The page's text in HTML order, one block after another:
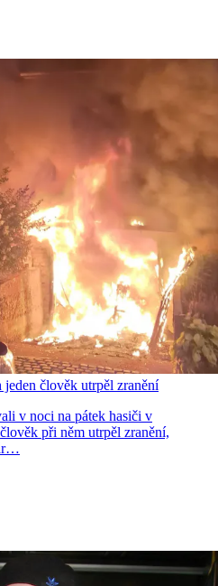
člověk utrpěl zranění
v noci na pátek hasiči v
při něm utrpěl zranění,